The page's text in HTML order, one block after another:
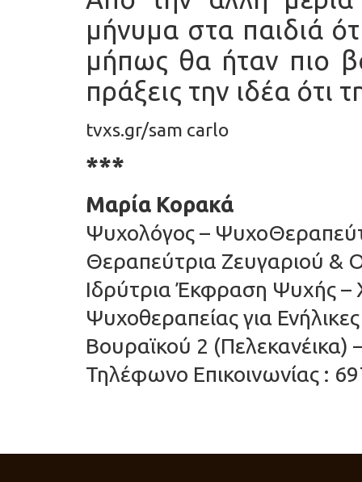
μήνυμα στα παιδιά
μήπως θα ήταν πιο
πράξεις την ιδέα ότι
tvxs.gr/sam carlo
***
Μαρία Κορακά
Ψυχολόγος –
Θεραπεύτρια Ζευγαριού &
Ιδρύτρια Έκφραση Ψυχής –
Ψυχοθεραπείας για
Βουραϊκού 2 (Πελεκανέικα)
Τηλέφωνο Επικοινωνίας :